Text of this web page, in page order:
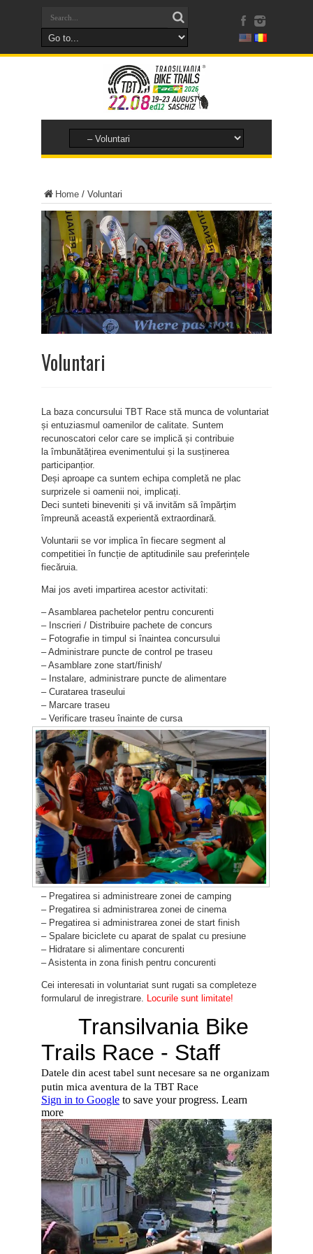
Home / Voluntari
Voluntari
La baza concursului TBT Race stă munca de voluntariat
și entuziasmul oamenilor de calitate. Suntem
recunoscatori celor care se implică și contribuie
la îmbunătățirea evenimentului și la susținerea
participanțior.
Deși aproape ca suntem echipa completă ne plac
surprizele si oamenii noi, implicați.
Deci sunteti bineveniti și vă invităm să împărțim
împreună această experientă extraordinară.
Voluntarii se vor implica în fiecare segment al
competitiei în funcție de aptitudinile sau preferințele
fiecăruia.
Mai jos aveti impartirea acestor activitati:
– Asamblarea pachetelor pentru concurenti
– Inscrieri / Distribuire pachete de concurs
– Fotografie in timpul si înaintea concursului
– Administrare puncte de control pe traseu
– Asamblare zone start/finish/
– Instalare, administrare puncte de alimentare
– Curatarea traseului
– Marcare traseu
– Verificare traseu înainte de cursa
– Pregatirea si administreare zonei de camping
– Pregatirea si administrarea zonei de cinema
– Pregatirea si administrarea zonei de start finish
– Spalare biciclete cu aparat de spalat cu presiune
– Hidratare si alimentare concurenti
– Asistenta in zona finish pentru concurenti
Cei interesati in voluntariat sunt rugati sa completeze
formularul de inregistrare. Locurile sunt limitate!